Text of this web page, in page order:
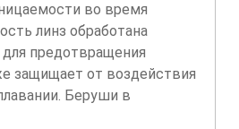
во время
линз обработана
предотвращения
защищает от воздействия
Беруши в